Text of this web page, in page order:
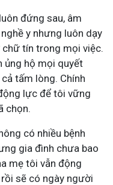
đứng sau, âm
y nhưng luôn dạy
tín trong mọi việc.
ủng hộ mọi quyết
tấm lòng. Chính
lực để tôi vững
chọn.
có nhiều bệnh
gia đình chưa bao
mẹ tôi vẫn động
sẽ có ngày người